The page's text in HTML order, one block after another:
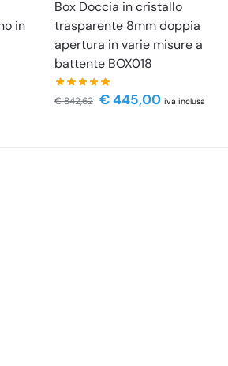
in
Box Doccia in cristallo
trasparente 8mm doppia
apertura in varie misure a
battente BOX018
€842,62 €445,00 iva inclusa